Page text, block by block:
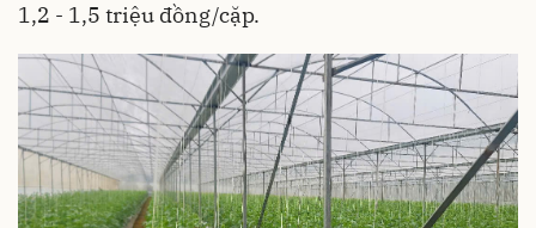
1,2 - 1,5 triệu đồng/cặp.